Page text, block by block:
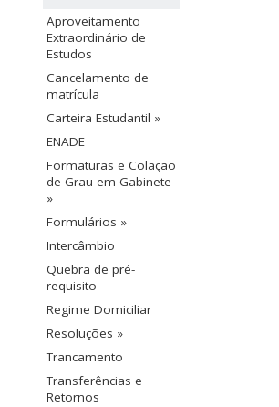
Aproveitamento
Extraordinário de
Estudos
Cancelamento de
matrícula
Carteira Estudantil »
ENADE
Formaturas e Colação
de Grau em Gabinete
»
Formulários »
Intercâmbio
Quebra de pré-
requisito
Regime Domiciliar
Resoluções »
Trancamento
Transferências e
Retornos